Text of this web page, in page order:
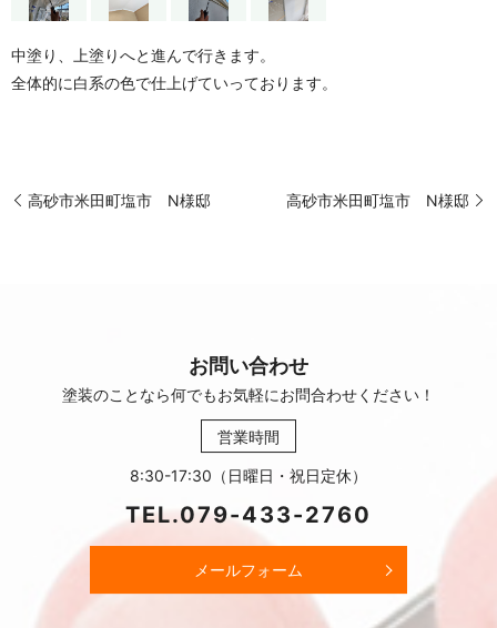
中塗り、上塗りへと進んで行きます。
全体的に白系の色で仕上げていっております。
高砂市米田町塩市 N様邸 高砂市米田町塩市 N様邸
お問い合わせ
塗装のことなら何でもお気軽にお問合わせください！
営業時間
8:30-17:30（日曜日・祝日定休）
TEL.079-433-2760
メールフォーム